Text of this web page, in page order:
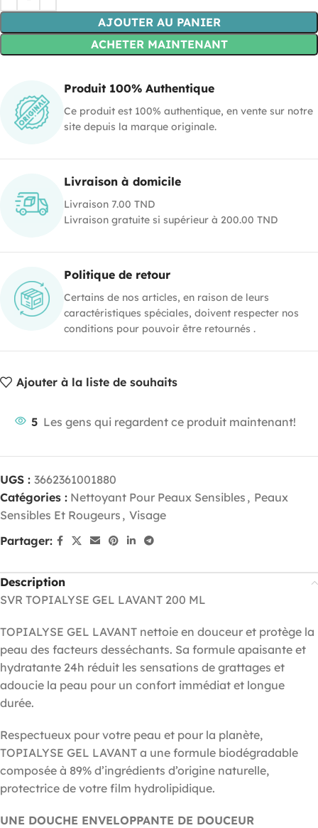
AJOUTER AU PANIER
ACHETER MAINTENANT
Produit 100% Authentique
Ce produit est 100% authentique, en vente sur notre
site depuis la marque originale.
Livraison à domicile
Livraison 7.00 TND
Livraison gratuite si supérieur à 200.00 TND
Politique de retour
Certains de nos articles, en raison de leurs
caractéristiques spéciales, doivent respecter nos
conditions pour pouvoir être retournés .
Ajouter à la liste de souhaits
5 Les gens qui regardent ce produit maintenant!
UGS : 3662361001880
Catégories : Nettoyant Pour Peaux Sensibles , Peaux
Sensibles Et Rougeurs , Visage
Partager:
Description
SVR TOPIALYSE GEL LAVANT 200 ML
TOPIALYSE GEL LAVANT nettoie en douceur et protège la
peau des facteurs desséchants. Sa formule apaisante et
hydratante 24h réduit les sensations de grattages et
adoucie la peau pour un confort immédiat et longue
durée.
Respectueux pour votre peau et pour la planète,
TOPIALYSE GEL LAVANT a une formule biodégradable
composée à 89% d’ingrédients d’origine naturelle,
protectrice de votre film hydrolipidique.
UNE DOUCHE ENVELOPPANTE DE DOUCEUR